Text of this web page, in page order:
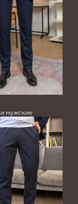
мужские